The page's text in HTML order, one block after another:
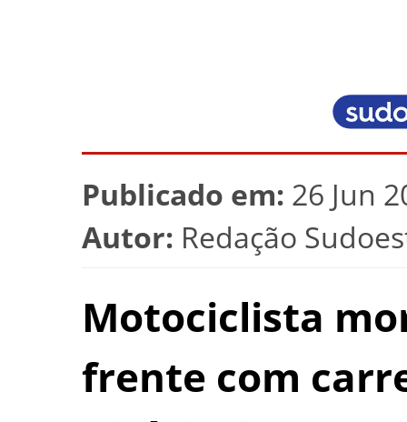
Publicado em: 26 Jun
Autor: Redação
Motociclista
frente com